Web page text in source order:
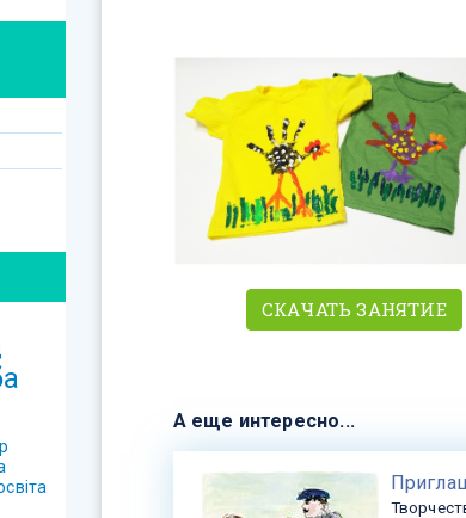
СКАЧАТЬ ЗАНЯТИЕ
А еще интересно...